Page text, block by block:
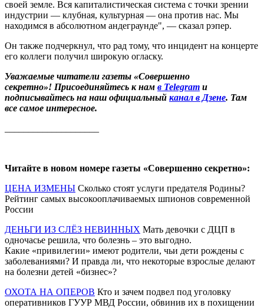
своей земле. Вся капиталистическая система с точки зрении
индустрии — клубная, культурная — она против нас. Мы
находимся в абсолютном андеграунде", — сказал рэпер.
Он также подчеркнул, что рад тому, что инцидент на концерте
его коллеги получил широкую огласку.
Уважаемые читатели газеты «Совершенно
секретно»! Присоединяйтесь к нам в Telegram и
подписывайтесь на наш официальный канал в Дзене. Там
все самое интересное.
Читайте в новом номере газеты «Совершенно секретно»:
ЦЕНА ИЗМЕНЫ Сколько стоят услуги предателя Родины?
Рейтинг самых высокооплачиваемых шпионов современной
России
ДЕНЬГИ ИЗ СЛЁЗ НЕВИННЫХ Мать девочки с ДЦП в
одночасье решила, что болезнь – это выгодно.
Какие «привилегии» имеют родители, чьи дети рождены с
заболеваниями? И правда ли, что некоторые взрослые делают
на болезни детей «бизнес»?
ОХОТА НА ОПЕРОВ Кто и зачем подвел под уголовку
оперативников ГУУР МВД России, обвинив их в похищении